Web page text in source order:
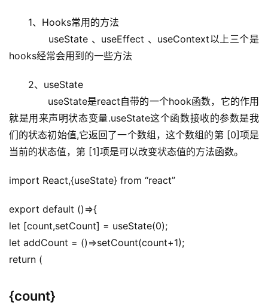
1、Hooks常用的方法
useState 、useEffect 、useContext以上三个是
hooks经常会用到的一些方法
2、useState
useState是react自带的一个hook函数，它的作用
就是用来声明状态变量.useState这个函数接收的参数是我
们的状态初始值,它返回了一个数组，这个数组的第 [0]项是
当前的状态值，第 [1]项是可以改变状态值的方法函数。
import React,{useState} from “react”
export default ()=>{
let [count,setCount] = useState(0);
let addCount = ()=>setCount(count+1);
return (
{count}